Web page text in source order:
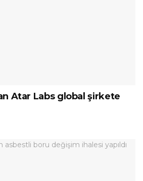
Atar Labs global şirkete